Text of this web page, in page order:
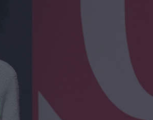
Market News